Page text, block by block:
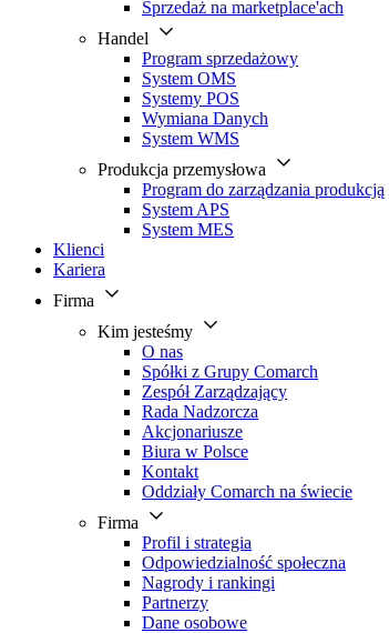
Sprzedaż na marketplace'ach
Handel
Program sprzedażowy
System OMS
Systemy POS
Wymiana Danych
System WMS
Produkcja przemysłowa
Program do zarządzania produkcją
System APS
System MES
Klienci
Kariera
Firma
Kim jesteśmy
O nas
Spółki z Grupy Comarch
Zespół Zarządzający
Rada Nadzorcza
Akcjonariusze
Biura w Polsce
Kontakt
Oddziały Comarch na świecie
Firma
Profil i strategia
Odpowiedzialność społeczna
Nagrody i rankingi
Partnerzy
Dane osobowe